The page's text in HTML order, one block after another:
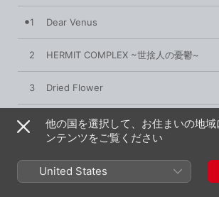
1 Dear Venus
2 HERMIT COMPLEX ~世捨人の憂鬱~
3 Dried Flower
4 Glass Jewelry
6 Mode Insane
他の国を選択して、お住まいの地域
ンテンツをご覧ください
United States